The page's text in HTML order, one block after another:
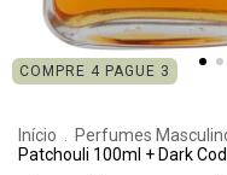
COMPRE 4 PAGUE 3
Início Perfumes
Patchouli 100ml + Dark